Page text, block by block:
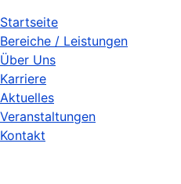
Startseite
Bereiche / Leistungen
Über Uns
Karriere
Aktuelles
Veranstaltungen
Kontakt